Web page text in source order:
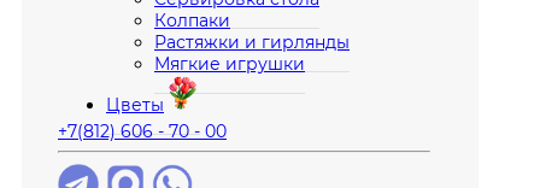
Колпаки
Растяжки и гирлянды
Мягкие игрушки
Цветы
+7(812) 606 - 70 - 00